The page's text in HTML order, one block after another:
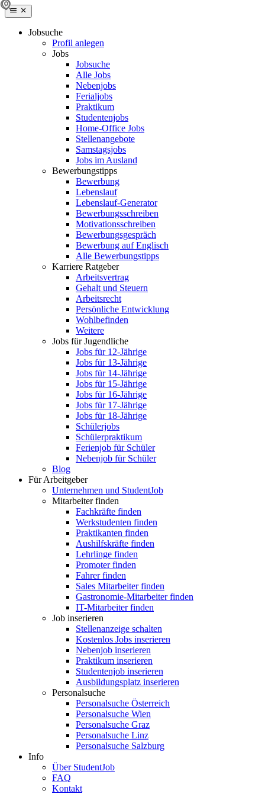
Jobsuche
Profil anlegen
Jobs
Jobsuche
Alle Jobs
Nebenjobs
Ferialjobs
Praktikum
Studentenjobs
Home-Office Jobs
Stellenangebote
Samstagsjobs
Jobs im Ausland
Bewerbungstipps
Bewerbung
Lebenslauf
Lebenslauf-Generator
Bewerbungsschreiben
Motivationsschreiben
Bewerbungsgespräch
Bewerbung auf Englisch
Alle Bewerbungstipps
Karriere Ratgeber
Arbeitsvertrag
Gehalt und Steuern
Arbeitsrecht
Persönliche Entwicklung
Wohlbefinden
Weitere
Jobs für Jugendliche
Jobs für 12-Jährige
Jobs für 13-Jährige
Jobs für 14-Jährige
Jobs für 15-Jährige
Jobs für 16-Jährige
Jobs für 17-Jährige
Jobs für 18-Jährige
Schülerjobs
Schülerpraktikum
Ferienjob für Schüler
Nebenjob für Schüler
Blog
Für Arbeitgeber
Unternehmen und StudentJob
Mitarbeiter finden
Fachkräfte finden
Werkstudenten finden
Praktikanten finden
Aushilfskräfte finden
Lehrlinge finden
Promoter finden
Fahrer finden
Sales Mitarbeiter finden
Gastronomie-Mitarbeiter finden
IT-Mitarbeiter finden
Job inserieren
Stellenanzeige schalten
Kostenlos Jobs inserieren
Nebenjob inserieren
Praktikum inserieren
Studentenjob inserieren
Ausbildungsplatz inserieren
Personalsuche
Personalsuche Österreich
Personalsuche Wien
Personalsuche Graz
Personalsuche Linz
Personalsuche Salzburg
Info
Über StudentJob
FAQ
Kontakt